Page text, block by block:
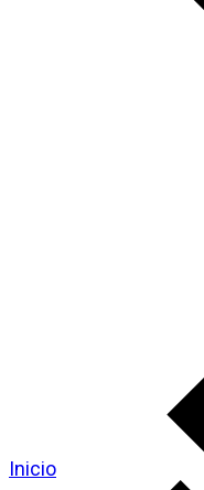
Inicio